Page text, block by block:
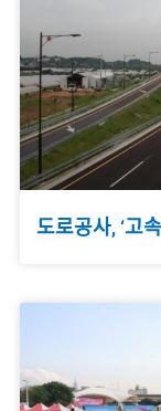
도로공사, ‘고